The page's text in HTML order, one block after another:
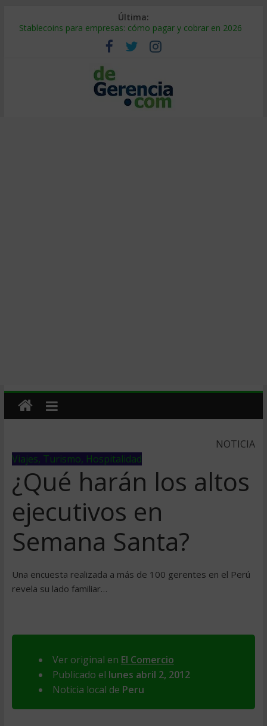
Última:
Stablecoins para empresas: cómo pagar y cobrar en 2026
Despido silencioso: qué es y por qué sale tan caro
IA en selección de personal: cómo auditarla a tiempo
Trabajo forzoso en la cadena de suministro: qué hacer
Mercado hispano de EE. UU.: cómo segmentarlo y venderle
NOTICIA
Viajes, Turismo, Hospitalidad
¿Qué harán los altos
ejecutivos en
Semana Santa?
Una encuesta realizada a más de 100 gerentes en el Perú
revela su lado familiar…
Ver original en El Comercio
Publicado el lunes abril 2, 2012
Noticia local de Peru